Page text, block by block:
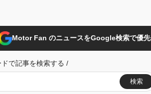
Motor Fan のニュースをGoogle検索で優
で記事を検索する /
検索